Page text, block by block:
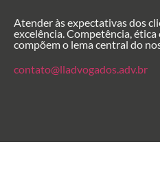
Atender às expectativas dos
excelência. Competência,
compõem o lema central do
contato@lladvogados.adv.br